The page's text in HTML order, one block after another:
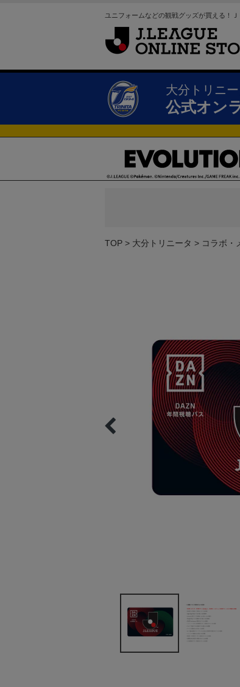
ユニフォームなどの観戦グッズが買える！
大分トリニー
公式オン
TOP 大分トリニータ コラボ・